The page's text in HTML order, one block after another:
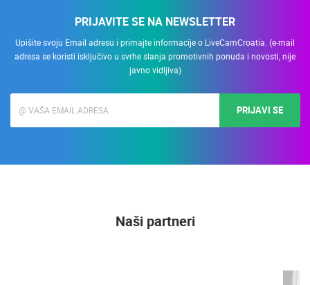
PRIJAVITE SE NA NEWSLETTER
Upišite svoju Email adresu i primajte informacije o LiveCamCroatia. (e-mail
adresa se koristi isključivo u svrhe slanja promotivnih ponuda i novosti, nije
javno vidljiva)
PRIJAVI SE
Naši partneri